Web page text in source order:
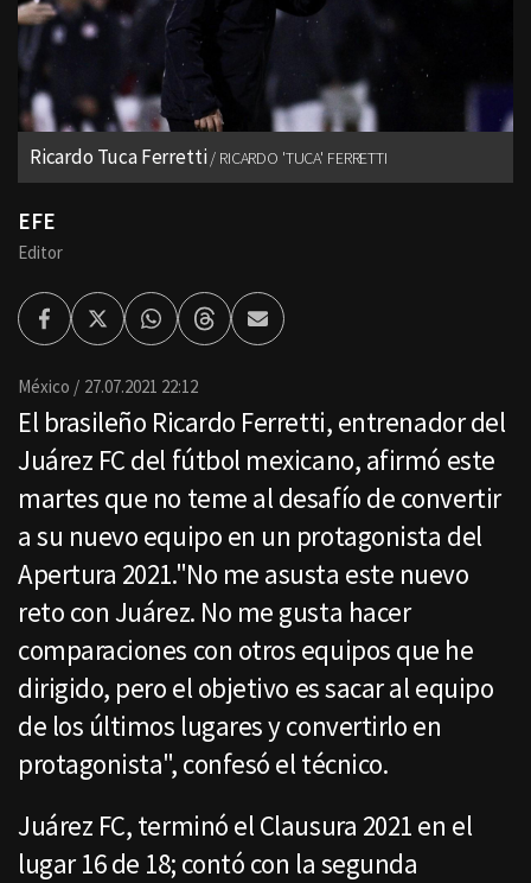
Ricardo Tuca Ferretti RICARDO 'TUCA' FERRETTI
EFE
Editor
FacebookTwitterWhatsappThreadsEnviar
por
México 27.07.2021 22:12
El brasileño Ricardo Ferretti, entrenador del
Juárez FC del fútbol mexicano, afirmó este
martes que no teme al desafío de convertir
a su nuevo equipo en un protagonista del
Apertura 2021."No me asusta este nuevo
reto con Juárez. No me gusta hacer
comparaciones con otros equipos que he
dirigido, pero el objetivo es sacar al equipo
de los últimos lugares y convertirlo en
protagonista", confesó el técnico.
Juárez FC, terminó el Clausura 2021 en el
lugar 16 de 18; contó con la segunda